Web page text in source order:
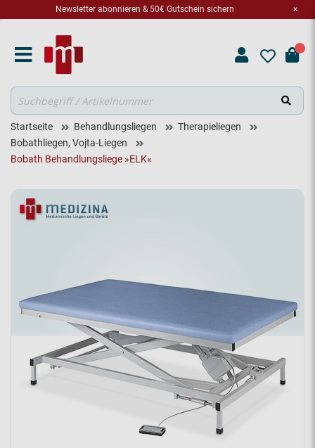
×
Newsletter abonnieren & 50€ Gutschein sichern
Suche
Startseite Behandlungsliegen
Therapieliegen
Bobathliegen, Vojta-Liegen
Bobath Behandlungsliege »ELK«